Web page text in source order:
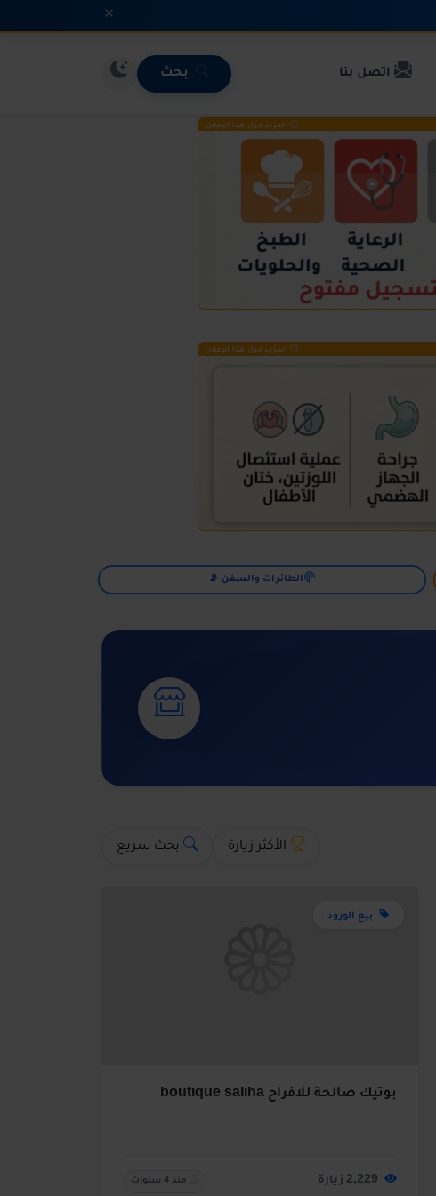
×
اتصل بنا بحث
المزيد حول هذا الإعلان
المزيد حول هذا الإعلان
الطائرات والسفن 📡
الأكثر زيارة بحث سريع
بيع الورود
بوتيك صالحة للافراح boutique saliha
منذ 4 سنوات